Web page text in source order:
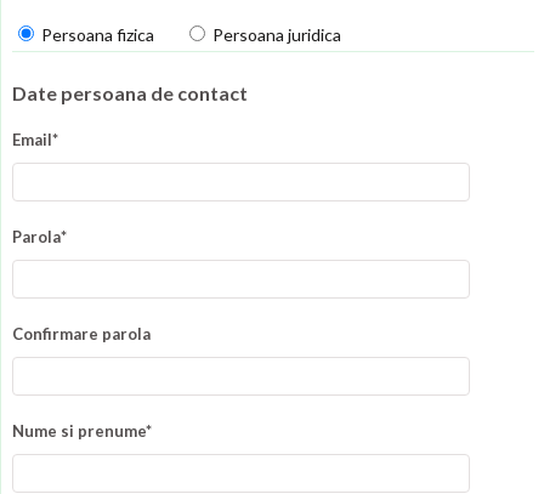
Persoana fizica Persoana juridica
Date persoana de contact
Email*
Parola*
Confirmare parola
Nume si prenume*